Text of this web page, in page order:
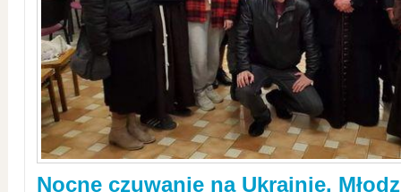
Nocne czuwanie na Ukrainie.